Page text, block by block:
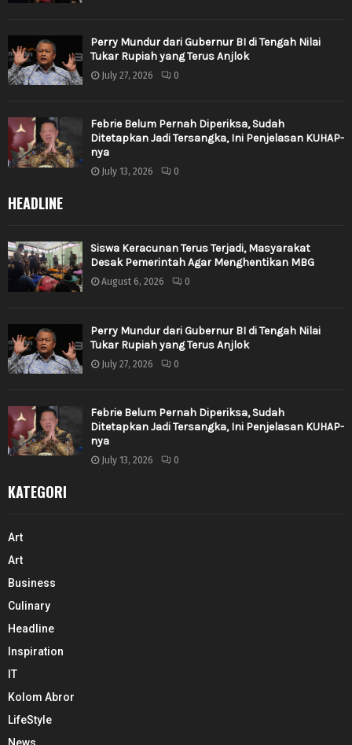
Perry Mundur dari Gubernur BI di Tengah Nilai
Tukar Rupiah yang Terus Anjlok
July 27, 2026 0
Febrie Belum Pernah Diperiksa, Sudah
Ditetapkan Jadi Tersangka, Ini Penjelasan KUHAP-
nya
July 13, 2026 0
HEADLINE
Siswa Keracunan Terus Terjadi, Masyarakat
Desak Pemerintah Agar Menghentikan MBG
August 6, 2026 0
Perry Mundur dari Gubernur BI di Tengah Nilai
Tukar Rupiah yang Terus Anjlok
July 27, 2026 0
Febrie Belum Pernah Diperiksa, Sudah
Ditetapkan Jadi Tersangka, Ini Penjelasan KUHAP-
nya
July 13, 2026 0
KATEGORI
Art
Art
Business
Culinary
Headline
Inspiration
IT
Kolom Abror
LifeStyle